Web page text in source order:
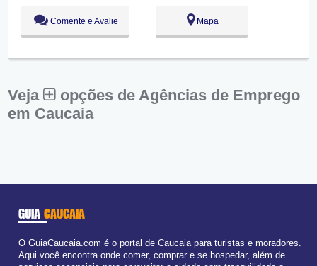
Comente e Avalie Mapa
Veja
opções de Agências de Emprego
em Caucaia
GUIA CAUCAIA
O GuiaCaucaia.com é o portal de Caucaia para turistas e moradores.
Aqui você encontra onde comer, comprar e se hospedar, além de